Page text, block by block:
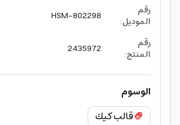
رقم
الموديل:
HSM-802298
رقم
المنتج:
2435972
الوسوم
قالب كيك